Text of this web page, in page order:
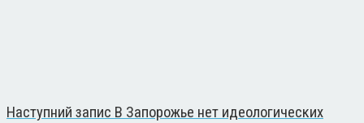
Наступний запис В Запорожье нет идеологических